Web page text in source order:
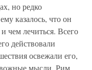
но редко
казалось, что он
чем лечиться. Всего
действовали
освежали его,
мысли. Рим